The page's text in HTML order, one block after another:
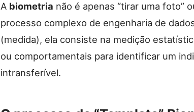
A biometria não é apenas “tirar uma foto”
processo complexo de engenharia de
(medida), ela consiste na medição
ou comportamentais para identificar um
intransferível.